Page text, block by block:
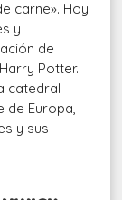
carne». Hoy
y
de
Potter.
catedral
de Europa,
y sus